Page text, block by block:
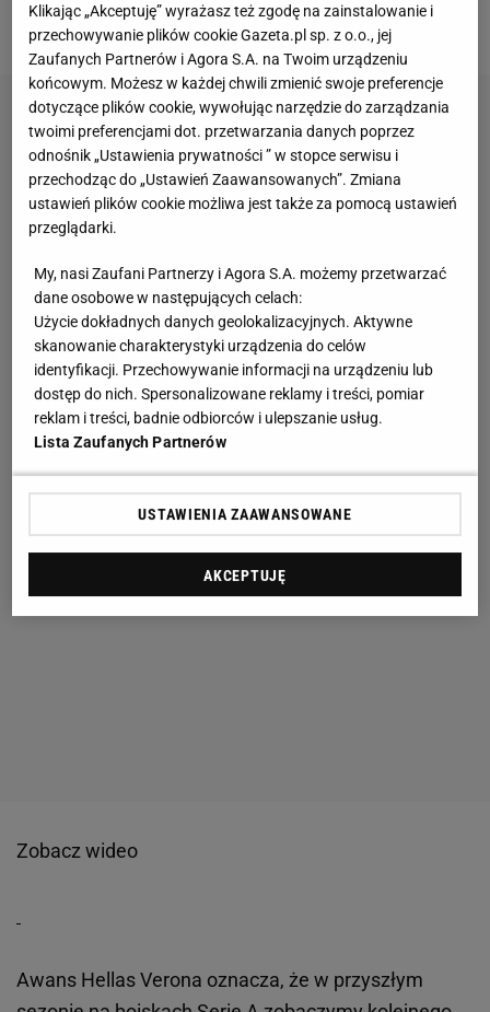
decydującym spotkaniu rozegrał Paweł Dawidowicz.
Zobacz wideo
Awans Hellas Verona oznacza, że w przyszłym
Klikając „Akceptuję” wyrażasz też zgodę na zainstalowanie i
przechowywanie plików cookie Gazeta.pl sp. z o.o., jej
Zaufanych Partnerów i Agora S.A. na Twoim urządzeniu
końcowym. Możesz w każdej chwili zmienić swoje preferencje
dotyczące plików cookie, wywołując narzędzie do zarządzania
twoimi preferencjami dot. przetwarzania danych poprzez
odnośnik „Ustawienia prywatności ” w stopce serwisu i
przechodząc do „Ustawień Zaawansowanych”. Zmiana
ustawień plików cookie możliwa jest także za pomocą ustawień
przeglądarki.
My, nasi Zaufani Partnerzy i Agora S.A. możemy przetwarzać
dane osobowe w następujących celach:
Użycie dokładnych danych geolokalizacyjnych. Aktywne
skanowanie charakterystyki urządzenia do celów
identyfikacji. Przechowywanie informacji na urządzeniu lub
dostęp do nich. Spersonalizowane reklamy i treści, pomiar
reklam i treści, badnie odbiorców i ulepszanie usług.
Lista Zaufanych Partnerów
USTAWIENIA ZAAWANSOWANE
AKCEPTUJĘ